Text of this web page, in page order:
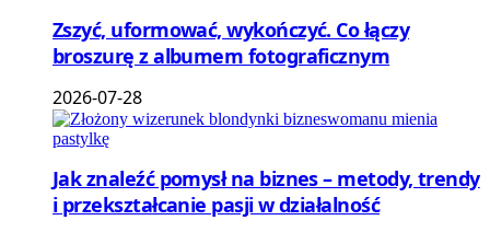
Zszyć, uformować, wykończyć. Co łączy
broszurę z albumem fotograficznym
2026-07-28
Jak znaleźć pomysł na biznes – metody, trendy
i przekształcanie pasji w działalność